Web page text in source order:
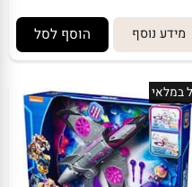
לארוז באריזת מתנה:
מידע נוסף הוסף לסל